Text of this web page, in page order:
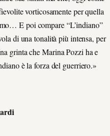
vorticosamente per quella
E poi compare “L’indiano”
di una tonalità più intensa, per
grinta che Marina Pozzi ha e
è la forza del guerriero.»